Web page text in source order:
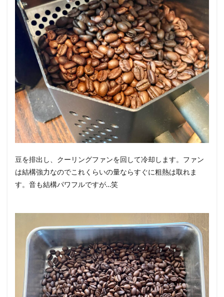
豆を排出し、クーリングファンを回して冷却します。ファン
は結構強力なのでこれくらいの量ならすぐに粗熱は取れま
す。音も結構パワフルですが…笑